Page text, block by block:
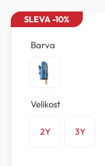
SLEVA -10%
Barva
Velikost
2Y 3Y